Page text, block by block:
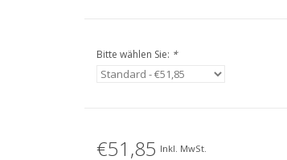
Bitte wählen Sie: *
€51,85 Inkl. MwSt.